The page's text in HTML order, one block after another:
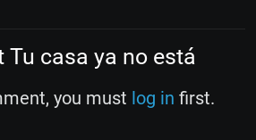
Tu casa ya no está
you must log in first.